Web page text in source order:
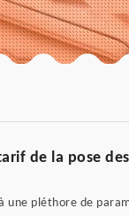
de la pose
une pléthore de